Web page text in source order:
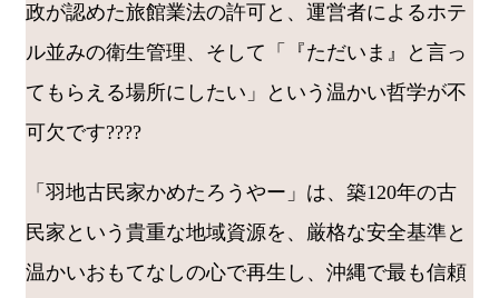
政が認めた旅館業法の許可と、運営者によるホテ
ル並みの衛生管理、そして「『ただいま』と言っ
てもらえる場所にしたい」という温かい哲学が不
可欠です????
「羽地古民家かめたろうやー」は、築120年の古
民家という貴重な地域資源を、厳格な安全基準と
温かいおもてなしの心で再生し、沖縄で最も信頼